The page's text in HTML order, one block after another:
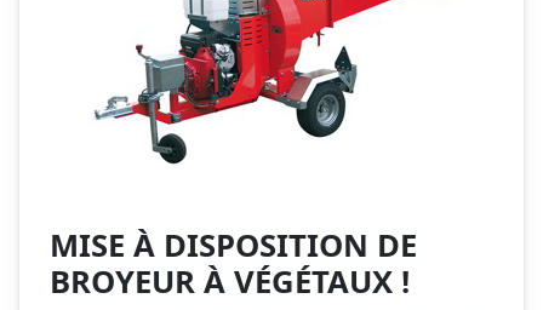
MISE À DISPOSITION DE
BROYEUR À VÉGÉTAUX !